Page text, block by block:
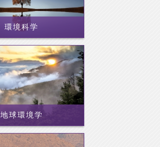
環境科学
地球環境学